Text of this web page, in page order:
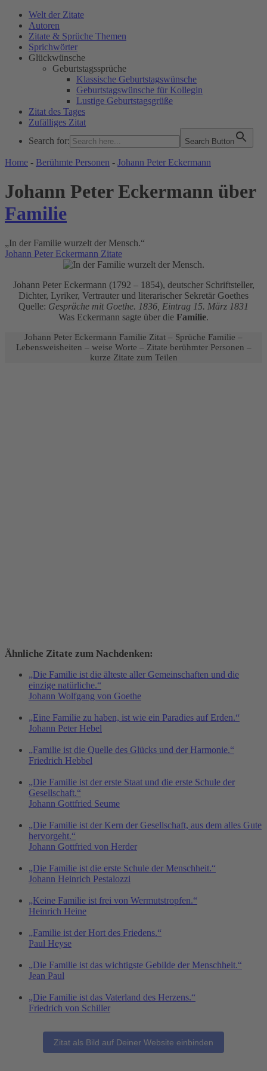
Welt der Zitate
Autoren
Zitate & Sprüche Themen
Sprichwörter
Glückwünsche
Geburtstagssprüche
Klassische Geburtstagswünsche
Geburtstagswünsche für Kollegin
Lustige Geburtstagsgrüße
Zitat des Tages
Zufälliges Zitat
Search for:
Search Button
WELT DER ZITATE
Home - Berühmte Personen - Johann Peter Eckermann
Johann Peter Eckermann über
Familie
„In der Familie wurzelt der Mensch.“
Johann Peter Eckermann Zitate
Johann Peter Eckermann (1792 – 1854), deutscher Schriftsteller,
Dichter, Lyriker, Vertrauter und literarischer Sekretär Goethes
Quelle: Gespräche mit Goethe. 1836, Eintrag 15. März 1831
Was Eckermann sagte über die Familie.
Johann Peter Eckermann Familie Zitat – Sprüche Familie –
Lebensweisheiten – weise Worte – Zitate berühmter Personen –
kurze Zitate zum Teilen
Ähnliche Zitate zum Nachdenken:
„Die Familie ist die älteste aller Gemeinschaften und die
einzige natürliche.“
Johann Wolfgang von Goethe
„Eine Familie zu haben, ist wie ein Paradies auf Erden.“
Johann Peter Hebel
„Familie ist die Quelle des Glücks und der Harmonie.“
Friedrich Hebbel
„Die Familie ist der erste Staat und die erste Schule der
Gesellschaft.“
Johann Gottfried Seume
„Die Familie ist der Kern der Gesellschaft, aus dem alles Gute
hervorgeht.“
Johann Gottfried von Herder
„Die Familie ist die erste Schule der Menschheit.“
Johann Heinrich Pestalozzi
„Keine Familie ist frei von Wermutstropfen.“
Heinrich Heine
„Familie ist der Hort des Friedens.“
Paul Heyse
„Die Familie ist das wichtigste Gebilde der Menschheit.“
Jean Paul
„Die Familie ist das Vaterland des Herzens.“
Friedrich von Schiller
Zitat als Bild auf Deiner Website einbinden